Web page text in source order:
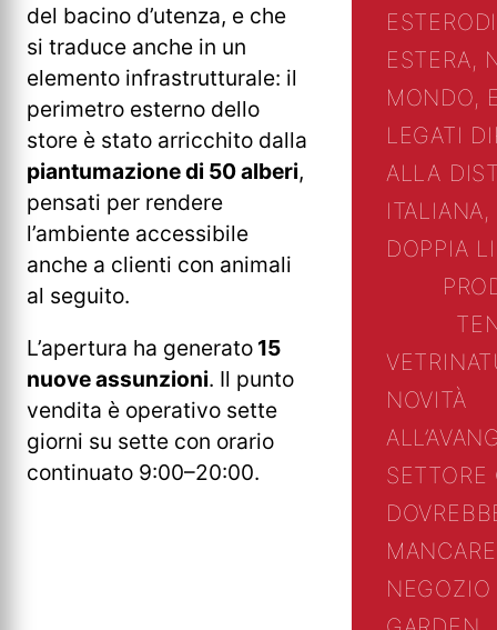
del bacino d’utenza, e che
si traduce anche in un
elemento infrastrutturale: il
perimetro esterno dello
store è stato arricchito dalla
piantumazione di 50 alberi,
pensati per rendere
l’ambiente accessibile
anche a clienti con animali
al seguito.
L’apertura ha generato 15
nuove assunzioni. Il punto
vendita è operativo sette
giorni su sette con orario
continuato 9:00–20:00.
ESTERO
ESTERA,
MONDO,
LEGATI
ALLA
DOPPIA
VETRINA
NOVITÀ